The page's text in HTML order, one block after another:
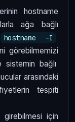
hostname
ağa bağlı
hostname -I
görebilmemizi
sistemin bağlı
arasındaki
tespiti
girebilmesi için